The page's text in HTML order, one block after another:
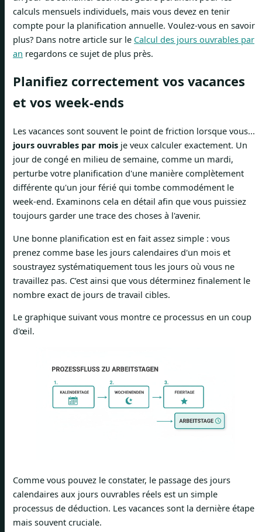
calculs mensuels individuels, mais vous devez en tenir
compte pour la planification annuelle. Voulez-vous en savoir
plus? Dans notre article sur le Calcul des jours ouvrables par
an regardons ce sujet de plus près.
Planifiez correctement vos vacances
et vos week-ends
Les vacances sont souvent le point de friction lorsque vous...
jours ouvrables par mois je veux calculer exactement. Un
jour de congé en milieu de semaine, comme un mardi,
perturbe votre planification d'une manière complètement
différente qu'un jour férié qui tombe commodément le
week-end. Examinons cela en détail afin que vous puissiez
toujours garder une trace des choses à l'avenir.
Une bonne planification est en fait assez simple : vous
prenez comme base les jours calendaires d'un mois et
soustrayez systématiquement tous les jours où vous ne
travaillez pas. C’est ainsi que vous déterminez finalement le
nombre exact de jours de travail cibles.
Le graphique suivant vous montre ce processus en un coup
d'œil.
Comme vous pouvez le constater, le passage des jours
calendaires aux jours ouvrables réels est un simple
processus de déduction. Les vacances sont la dernière étape
mais souvent cruciale.